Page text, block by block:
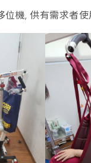
機, 供有需求者使